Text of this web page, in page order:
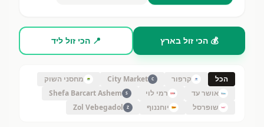
💰 הכי זול בארץ 📍 הכי זול ליד
הכל קרפור C
City Market
מחסני השוק
אושר עד
רמי לוי S
Shefa Barcart Ashem
שופרסל
יוחננוף Z
Zol Vebegadol